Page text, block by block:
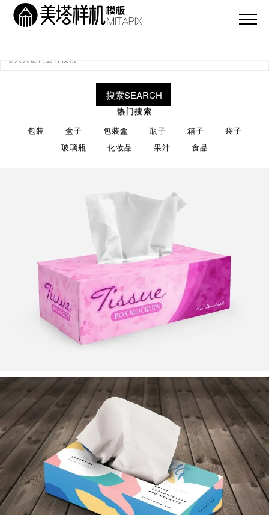
搜索SEARCH
热门搜索
包装 盒子 包装盒 瓶子 箱子 袋子
玻璃瓶 化妆品 果汁 食品